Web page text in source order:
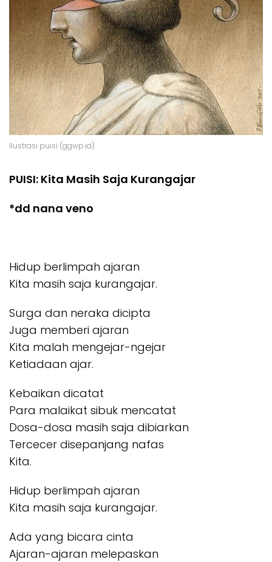
Ilustrasi puisi (ggwp.id)
PUISI: Kita Masih Saja Kurangajar
*dd nana veno
Hidup berlimpah ajaran
Kita masih saja kurangajar.
Surga dan neraka dicipta
Juga memberi ajaran
Kita malah mengejar-ngejar
Ketiadaan ajar.
Kebaikan dicatat
Para malaikat sibuk mencatat
Dosa-dosa masih saja dibiarkan
Tercecer disepanjang nafas
Kita.
Hidup berlimpah ajaran
Kita masih saja kurangajar.
Ada yang bicara cinta
Ajaran-ajaran melepaskan